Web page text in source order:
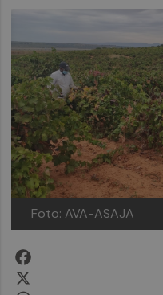
Foto: AVA-ASAJA